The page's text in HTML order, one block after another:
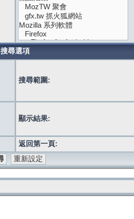
搜尋選項
搜尋範圍:
顯示結果:
返回第一頁: